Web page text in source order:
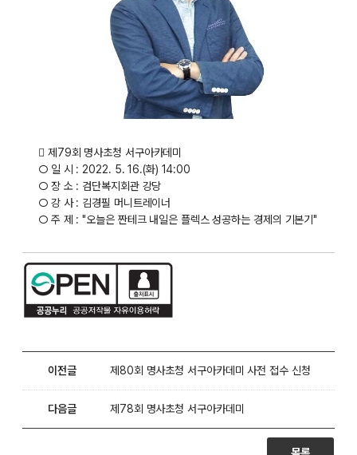
󰏅 제79회 명사초청 서구아카데미
○ 일 시 : 2022. 5. 16.(화) 14:00
○ 장 소 : 검단복지회관 강당
○ 강 사 : 김경필 머니트레이너
○ 주 제 : "오늘은 짠테크 내일은 플렉스 성공하는 경제의 기본기"
이전글 제80회 명사초청 서구아카데미 사전 접수 신청
다음글 제78회 명사초청 서구아카데미